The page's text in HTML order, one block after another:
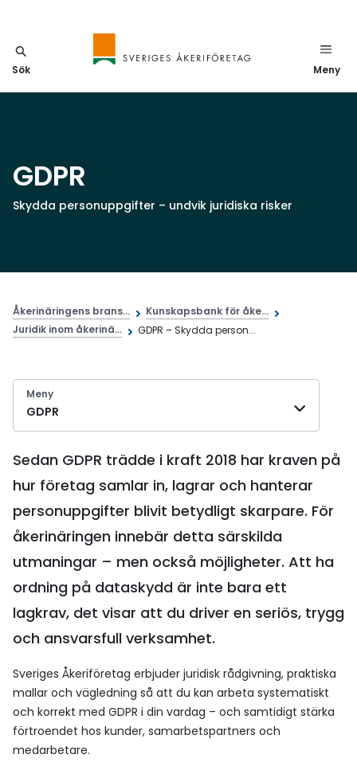
Sök Meny
GDPR
Skydda personuppgifter – undvik juridiska risker
Åkerinäringens brans...
Kunskapsbank för åke...
Juridik inom åkerinä...
GDPR – Skydda person...
Meny
GDPR
Sedan GDPR trädde i kraft 2018 har kraven på
hur företag samlar in, lagrar och hanterar
personuppgifter blivit betydligt skarpare. För
åkerinäringen innebär detta särskilda
utmaningar – men också möjligheter. Att ha
ordning på dataskydd är inte bara ett
lagkrav, det visar att du driver en seriös, trygg
och ansvarsfull verksamhet.
Sveriges Åkeriföretag erbjuder juridisk rådgivning, praktiska
mallar och vägledning så att du kan arbeta systematiskt
och korrekt med GDPR i din vardag – och samtidigt stärka
förtroendet hos kunder, samarbetspartners och
medarbetare.